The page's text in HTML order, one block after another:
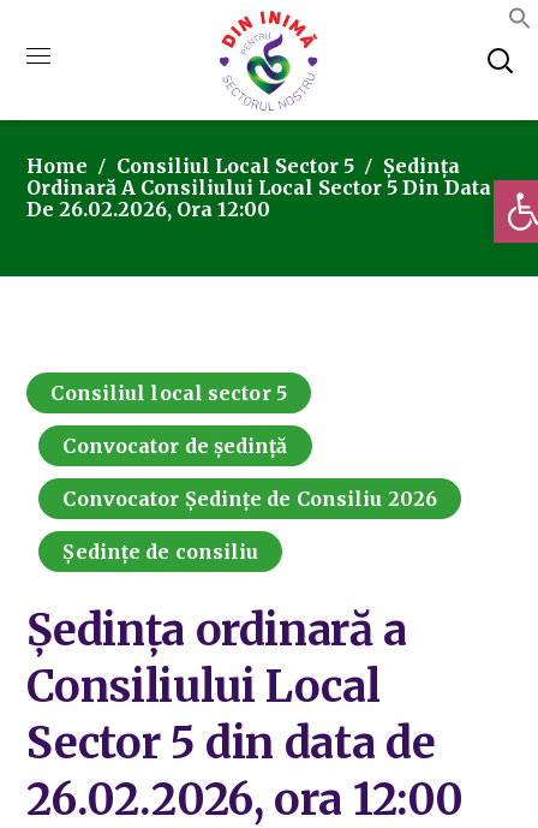
Home Consiliul Local Sector 5
Ședința
Ordinară A Consiliului Local Sector 5 Din Data
De 26.02.2026, Ora 12:00
Consiliul local sector 5
Convocator de ședință
Convocator Ședințe de Consiliu 2026
Ședințe de consiliu
Ședința ordinară a
Consiliului Local
Sector 5 din data de
26.02.2026, ora 12:00